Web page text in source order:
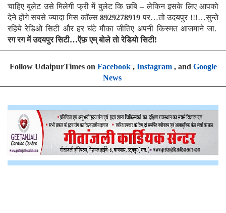
चाहिए बुलेट उसे मिलेगी फ्री में बुलेट कि छबि – लेकिन इसके लिए आपको
देने होंगे सबसे ज्यादा मिस कॉल्स8929278919 पर…तो उदयपुर !!!…सुन्ते
रहिये रेडिओ सिटी और हर घंटे मौका जीतिए अपनी किस्मत आजमाने जा.
रगरग में उदयपुर सिटी…ऍफ़ एम् बोले तो रेडियो सिटी!
Follow UdaipurTimes on Facebook, Instagram, and Google
News